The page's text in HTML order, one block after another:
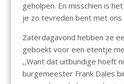
geholpen. En misschien is
je zo tevreden bent met ons
Zaterdagavond hebben ze
geboekt voor een etentje
,,Want dat uitbundige hoeft
burgemeester Frank Dales